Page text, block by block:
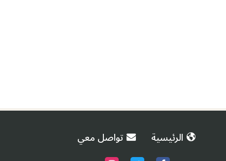
الرئيسية تواصل معي